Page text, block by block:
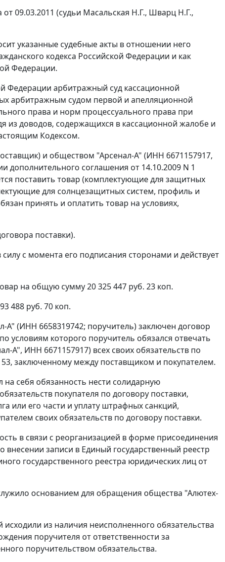
09.03.2011 (судьи Масальская Н.Г., Шварц Н.Г.,
указанные судебные акты в отношении него
кодекса Российской Федерации и как
Федерации.
Федерации арбитражный суд кассационной
арбитражным судом первой и апелляционной
права и норм процессуального права при
из доводов, содержащихся в кассационной жалобе и
Кодексом.
и обществом "Арсенал-А" (ИНН 6671157917,
дополнительного соглашения от 14.10.2009 N 1
поставить товар (комплектующие для защитных
для солнцезащитных систем, профиль и
принять и оплатить товар на условиях,
поставки).
с момента его подписания сторонами и действует
на общую сумму 20 325 447 руб. 23 коп.
488 руб. 70 коп.
(ИНН 6658319742; поручитель) заключен договор
условиям которого поручитель обязался отвечать
А", ИНН 6671157917) всех своих обязательств по
53, заключенному между поставщиком и покупателем.
на себя обязанность нести солидарную
покупателя по договору поставки,
или его части и уплату штрафных санкций,
своих обязательств по договору поставки.
в связи с реорганизацией в форме присоединения
записи в Единый государственный реестр
государственного реестра юридических лиц от
основанием для обращения общества "Алютех-
из наличия неисполненного обязательства
поручителя от ответственности за
поручительством обязательства.